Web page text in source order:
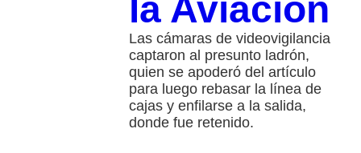
la Aviación
Las cámaras de videovigilancia
captaron al presunto ladrón,
quien se apoderó del artículo
para luego rebasar la línea de
cajas y enfilarse a la salida,
donde fue retenido.